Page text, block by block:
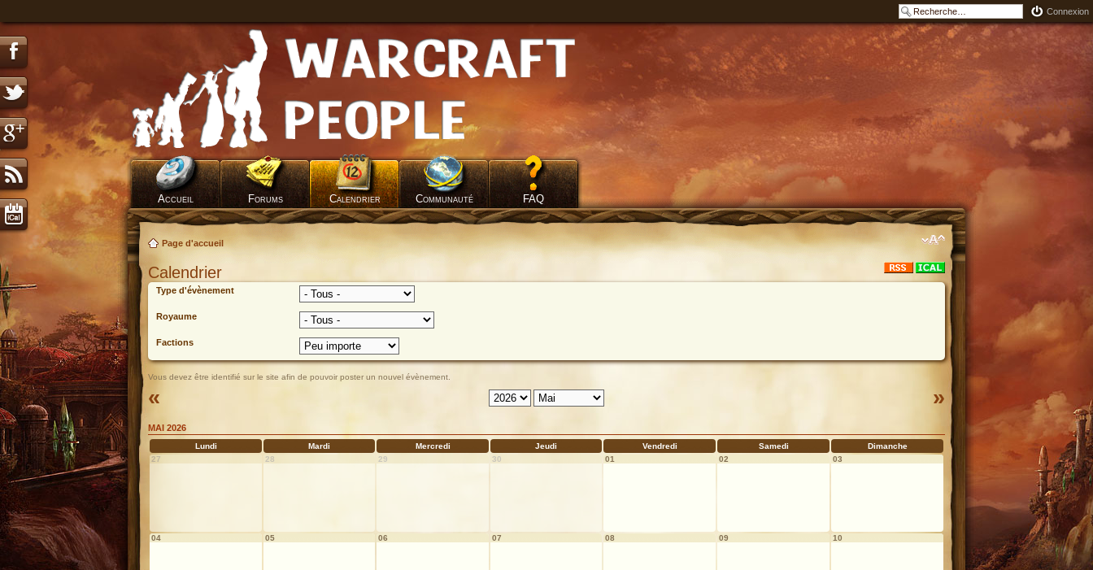
Connexion
Accueil Forums Calendrier Communauté FAQ
Page d'accueil
Calendrier
Type d'évènement
Royaume
Factions
Vous devez être identifié sur le site afin de pouvoir poster un nouvel évènement.
« »
MAI 2026
Lundi Mardi Mercredi Jeudi Vendredi Samedi
Dimanche
27
28 29 30 01 02 03
04 05 06 07 08 09 10